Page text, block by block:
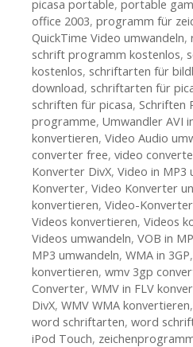
picasa portable, portable
office 2003, programm für
QuickTime Video umwandeln,
schrift programm kostenlos,
kostenlos, schriftarten für
download, schriftarten für
schriften für picasa, Schriften
programme, Umwandler AVI
konvertieren, Video Audio
converter free, video
Konverter DivX, Video in MP3
Konverter, Video Konverter
konvertieren, Video-
Videos konvertieren, Videos
Videos umwandeln, VOB in
MP3 umwandeln, WMA in 3GP,
konvertieren, wmv 3gp
Converter, WMV in FLV
DivX, WMV WMA konvertieren,
word schriftarten, word
iPod Touch,